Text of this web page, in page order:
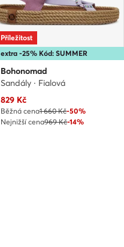
extra -25% Kód: SUMMER
Příležitost
Bohonomad
Sandály · Fialová
Aktuální cena
829 Kč
Běžná cena1 660 Kč-50%
Nejnižší cena969 Kč-14%